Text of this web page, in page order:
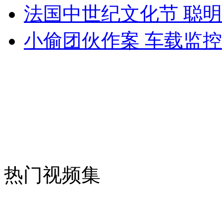
无痛分娩是否安全 医生回应
外交部：反对强权政治霸凌主义
走！跟着总书记去植树
法国中世纪文化节 聪
小偷团伙作案 车载监
热门视频集